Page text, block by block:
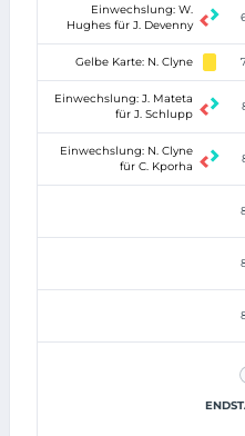
Einwechslung: W.
Hughes für J. Devenny
Gelbe Karte: N. Clyne
Einwechslung: J. Mateta
für J. Schlupp
Einwechslung: N. Clyne
für C. Kporha